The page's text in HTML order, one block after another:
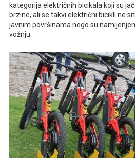
kategorija električnih bicikala koji su
brzine, ali se takvi električni bicikli ne
javnim površinama nego su
vožnju.